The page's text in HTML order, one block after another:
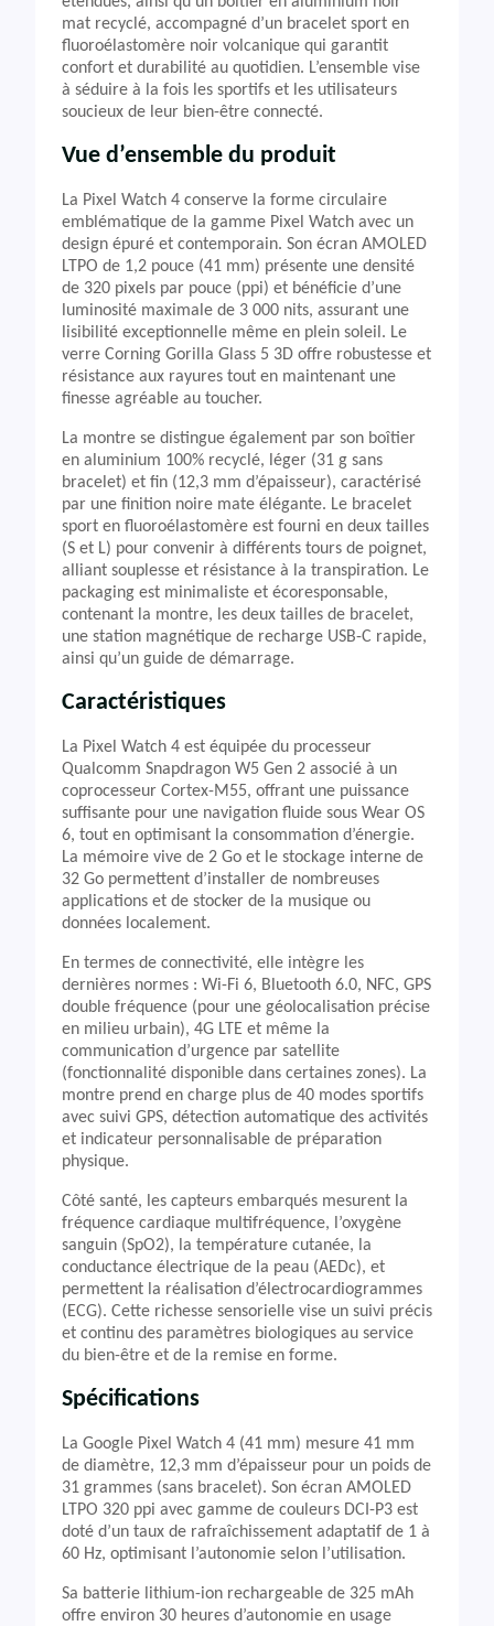
mat recyclé, accompagné d’un bracelet sport en
fluoroélastomère noir volcanique qui garantit
confort et durabilité au quotidien. L’ensemble vise
à séduire à la fois les sportifs et les utilisateurs
soucieux de leur bien-être connecté.
Vue d’ensemble du produit
La Pixel Watch 4 conserve la forme circulaire
emblématique de la gamme Pixel Watch avec un
design épuré et contemporain. Son écran AMOLED
LTPO de 1,2 pouce (41 mm) présente une densité
de 320 pixels par pouce (ppi) et bénéficie d’une
luminosité maximale de 3 000 nits, assurant une
lisibilité exceptionnelle même en plein soleil. Le
verre Corning Gorilla Glass 5 3D offre robustesse et
résistance aux rayures tout en maintenant une
finesse agréable au toucher.
La montre se distingue également par son boîtier
en aluminium 100% recyclé, léger (31 g sans
bracelet) et fin (12,3 mm d’épaisseur), caractérisé
par une finition noire mate élégante. Le bracelet
sport en fluoroélastomère est fourni en deux tailles
(S et L) pour convenir à différents tours de poignet,
alliant souplesse et résistance à la transpiration. Le
packaging est minimaliste et écoresponsable,
contenant la montre, les deux tailles de bracelet,
une station magnétique de recharge USB-C rapide,
ainsi qu’un guide de démarrage.
Caractéristiques
La Pixel Watch 4 est équipée du processeur
Qualcomm Snapdragon W5 Gen 2 associé à un
coprocesseur Cortex-M55, offrant une puissance
suffisante pour une navigation fluide sous Wear OS
6, tout en optimisant la consommation d’énergie.
La mémoire vive de 2 Go et le stockage interne de
32 Go permettent d’installer de nombreuses
applications et de stocker de la musique ou
données localement.
En termes de connectivité, elle intègre les
dernières normes : Wi-Fi 6, Bluetooth 6.0, NFC, GPS
double fréquence (pour une géolocalisation précise
en milieu urbain), 4G LTE et même la
communication d’urgence par satellite
(fonctionnalité disponible dans certaines zones). La
montre prend en charge plus de 40 modes sportifs
avec suivi GPS, détection automatique des activités
et indicateur personnalisable de préparation
physique.
Côté santé, les capteurs embarqués mesurent la
fréquence cardiaque multifréquence, l’oxygène
sanguin (SpO2), la température cutanée, la
conductance électrique de la peau (AEDc), et
permettent la réalisation d’électrocardiogrammes
(ECG). Cette richesse sensorielle vise un suivi précis
et continu des paramètres biologiques au service
du bien-être et de la remise en forme.
Spécifications
La Google Pixel Watch 4 (41 mm) mesure 41 mm
de diamètre, 12,3 mm d’épaisseur pour un poids de
31 grammes (sans bracelet). Son écran AMOLED
LTPO 320 ppi avec gamme de couleurs DCI-P3 est
doté d’un taux de rafraîchissement adaptatif de 1 à
60 Hz, optimisant l’autonomie selon l’utilisation.
Sa batterie lithium-ion rechargeable de 325 mAh
offre environ 30 heures d’autonomie en usage